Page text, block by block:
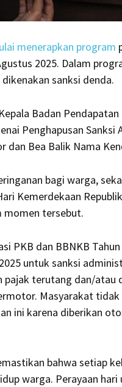
menerapkan program
2025. Dalam
sanksi denda.
Badan Pendapatan
Penghapusan Sanksi
dan Bea Balik Nama
bagi warga,
Kemerdekaan
momen tersebut.
PKB dan BBNKB
untuk sanksi
terutang dan/atau
Masyarakat tidak
ini karena diberikan
bahwa setiap
warga. Perayaan hari